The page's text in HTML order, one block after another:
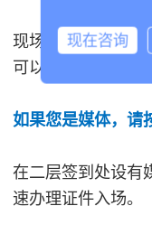
现场资料填写
可以填写表单，换
如果您是媒体，请
在二层签到处设有
速办理证件入场。
现在咨询